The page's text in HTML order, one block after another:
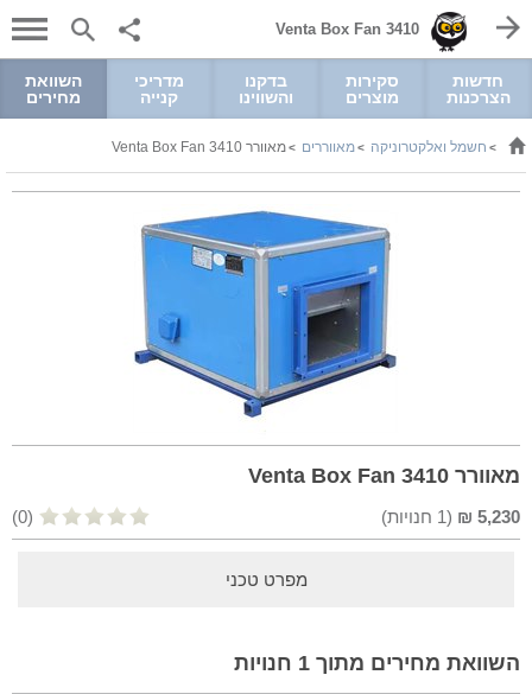
Venta Box Fan 3410
חדשות
הצרכנות
סקירות
מוצרים
בדקנו
והשווינו
מדריכי
קנייה
השוואת
מחירים
> חשמל ואלקטרוניקה >מאווררים >מאוורר Venta Box Fan 3410
מאוורר Venta Box Fan 3410
5,230
₪
(
1 חנויות) (0)
מפרט טכני
השוואת מחירים מתוך 1 חנויות